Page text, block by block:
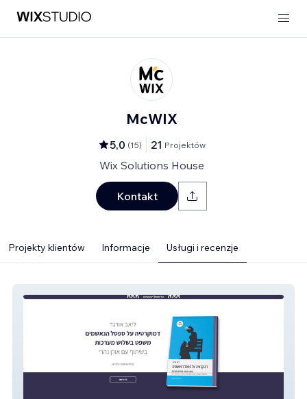
McWIX
5,0 (15) 21 Projektów
Wix Solutions House
Kontakt
Projekty klientów Informacje Usługi i recenzje